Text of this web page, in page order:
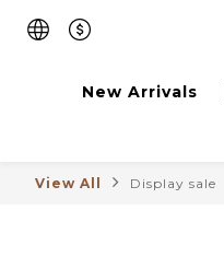
New Arrivals
View All Display sale